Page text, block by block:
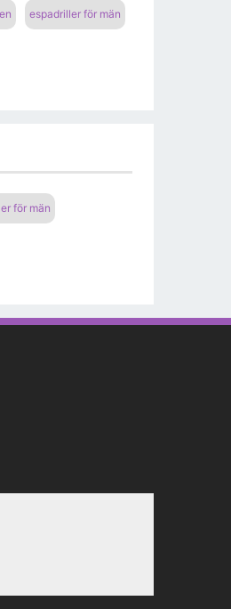
espadriller för män
för män